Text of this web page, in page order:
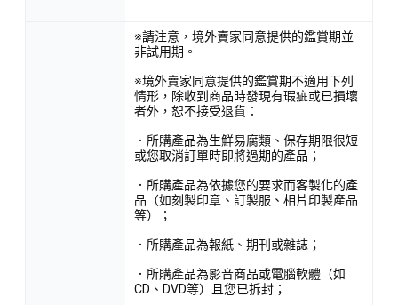
※請注意，境外賣家同意提供的鑑賞期並
非試用期。
※境外賣家同意提供的鑑賞期不適用下列
情形，除收到商品時發現有瑕疵或已損壞
者外，恕不接受退貨：
．所購產品為生鮮易腐類、保存期限很短
或您取消訂單時即將過期的產品；
．所購產品為依據您的要求而客製化的產
品（如刻製印章、訂製服、相片印製產品
等）；
．所購產品為報紙、期刊或雜誌；
．所購產品為影音商品或電腦軟體（如
CD、DVD等）且您已拆封；